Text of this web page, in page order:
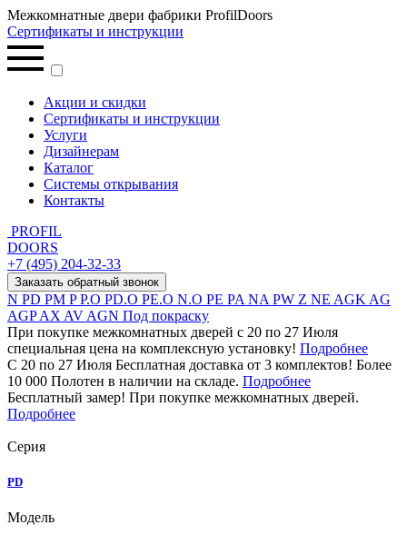
Межкомнатные двери фабрики ProfilDoors
Сертификаты и инструкции
Акции и скидки
Сертификаты и инструкции
Услуги
Дизайнерам
Каталог
Системы открывания
Контакты
PROFIL
DOORS
+7 (495) 204-32-33
Заказать обратный звонок
N PD PM PP.O PD.O PE.O N.O PE PA NA PW Z NE AGK AG
AGPAX AV AGN Под покраску
При покупке межкомнатных дверей c 20 по 27 Июля
специальная цена на комплексную установку! Подробнее
С 20 по 27 Июля Бесплатная доставка от 3 комплектов! Более
10 000 Полотен в наличии на складе. Подробнее
Бесплатный замер! При покупке межкомнатных дверей.
Подробнее
Серия
PD
Модель